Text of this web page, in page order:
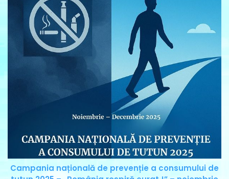
Campania națională de prevenție a consumului de